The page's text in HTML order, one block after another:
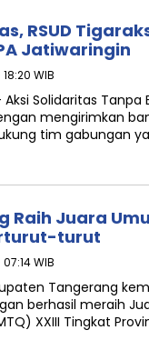
RSUD
Jatiwaringin
WIB
– Aksi Solidaritas
mengirimkan
tim gabungan
Juara
turut
WIB
Tangerang
berhasil meraih
XXIII Tingkat